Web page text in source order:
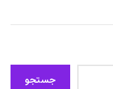
جستجو